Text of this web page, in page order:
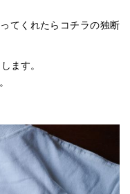
てくれたらコチラの独断
ます。